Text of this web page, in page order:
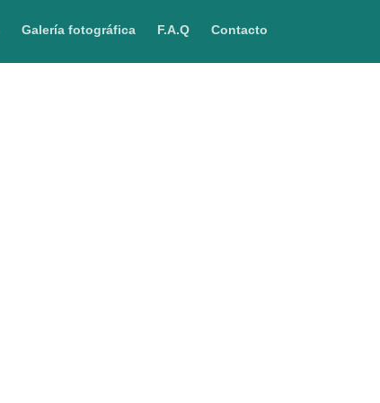
Galería fotográfica F.A.Q Contacto